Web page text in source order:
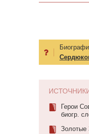
Герои
биогр.
Золотые